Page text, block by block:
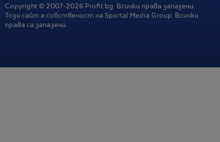
Copyright © 2007-2026 Profit.bg. Всички права запазени.
Този сайт е собственост на Sportal Media Group. Всички
права са запазени.